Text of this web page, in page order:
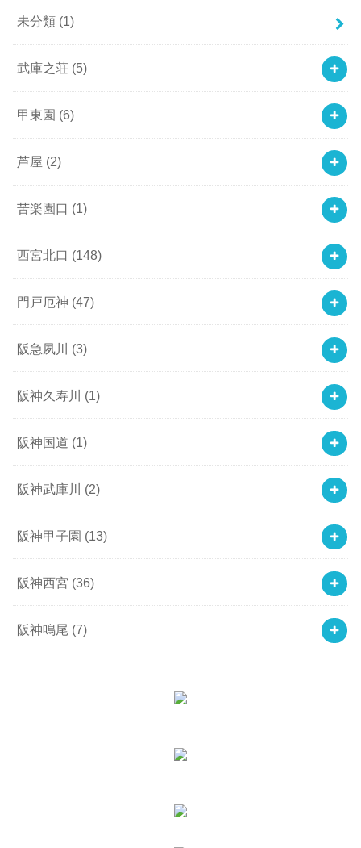
未分類 (1)
武庫之荘 (5)
甲東園 (6)
芦屋 (2)
苦楽園口 (1)
西宮北口 (148)
門戸厄神 (47)
阪急夙川 (3)
阪神久寿川 (1)
阪神国道 (1)
阪神武庫川 (2)
阪神甲子園 (13)
阪神西宮 (36)
阪神鳴尾 (7)